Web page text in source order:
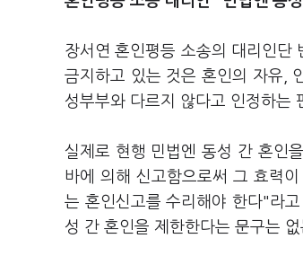
장서연 혼인평등 소송의 대리인단
금지하고 있는 것은 혼인의 자유,
성부부와 다르지 않다고 인정하는
실제로 현행 민법엔 동성 간 혼인
바에 의해 신고함으로써 그 효력
는 혼인신고를 수리해야 한다"라
성 간 혼인을 제한한다는 문구는 없